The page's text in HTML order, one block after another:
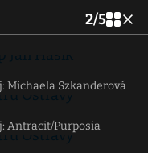
2/5
Michaela Szkanderová
Antracit/Purposia